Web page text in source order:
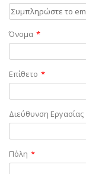
Όνομα *
Επίθετο *
Διεύθυνση Εργασίας
Πόλη *